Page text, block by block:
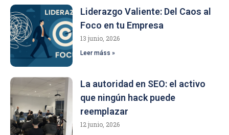
Liderazgo Valiente: Del Caos al
Foco en tu Empresa
13 junio, 2026
Leer máss »
La autoridad en SEO: el activo
que ningún hack puede
reemplazar
12 junio, 2026